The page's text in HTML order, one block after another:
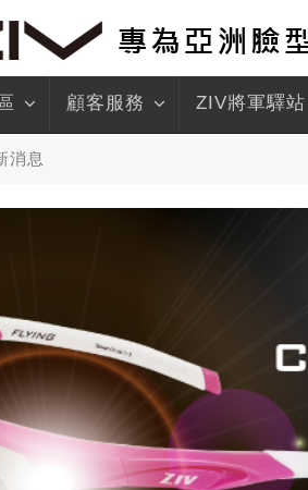
顧客服務 ZIV將軍驛站
消息